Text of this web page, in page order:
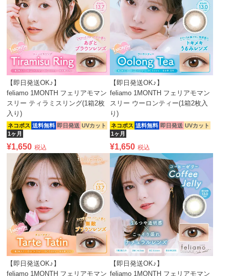
【即日発送OK♪】
feliamo 1MONTH フェリアモマン
スリー ティラミスリング(1箱2枚
入り)
ネコポス 送料無料 即日発送 UVカット
1ヶ月
¥1,650 税込
【即日発送OK♪】
feliamo 1MONTH フェリアモマン
スリー ウーロンティー(1箱2枚入
り)
ネコポス 送料無料 即日発送 UVカット
1ヶ月
¥1,650 税込
【即日発送OK♪】
feliamo 1MONTH フェリアモマン
【即日発送OK♪】
feliamo 1MONTH フェリアモマン